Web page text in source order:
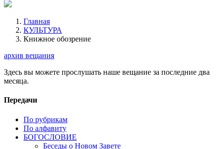
Главная
КУЛЬТУРА
Книжное обозрение
архив вещания
Здесь вы можете прослушать наше вещание за последние два
месяца.
Передачи
По рубрикам
По алфавиту
БОГОСЛОВИЕ
Беседы о Новом Завете